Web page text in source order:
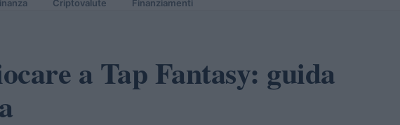
Criptovalute Finanziamenti
a Tap Fantasy: guida